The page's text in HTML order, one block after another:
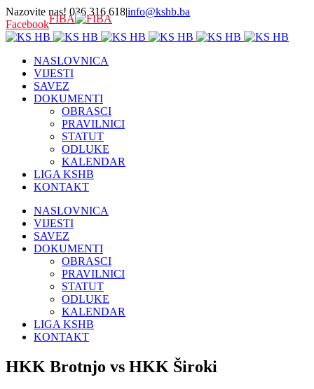
Nazovite nas! 036 316 618|info@kshb.ba
FacebookFIBA
NASLOVNICA
VIJESTI
SAVEZ
DOKUMENTI
OBRASCI
PRAVILNICI
STATUT
ODLUKE
KALENDAR
LIGA KSHB
KONTAKT
NASLOVNICA
VIJESTI
SAVEZ
DOKUMENTI
OBRASCI
PRAVILNICI
STATUT
ODLUKE
KALENDAR
LIGA KSHB
KONTAKT
HKK Brotnjo vs HKK Široki